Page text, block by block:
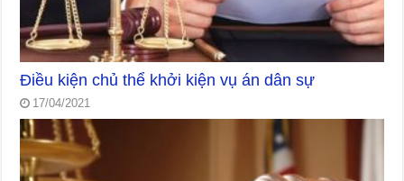
Điều kiện chủ thể khởi kiện vụ án dân sự
17/04/2021